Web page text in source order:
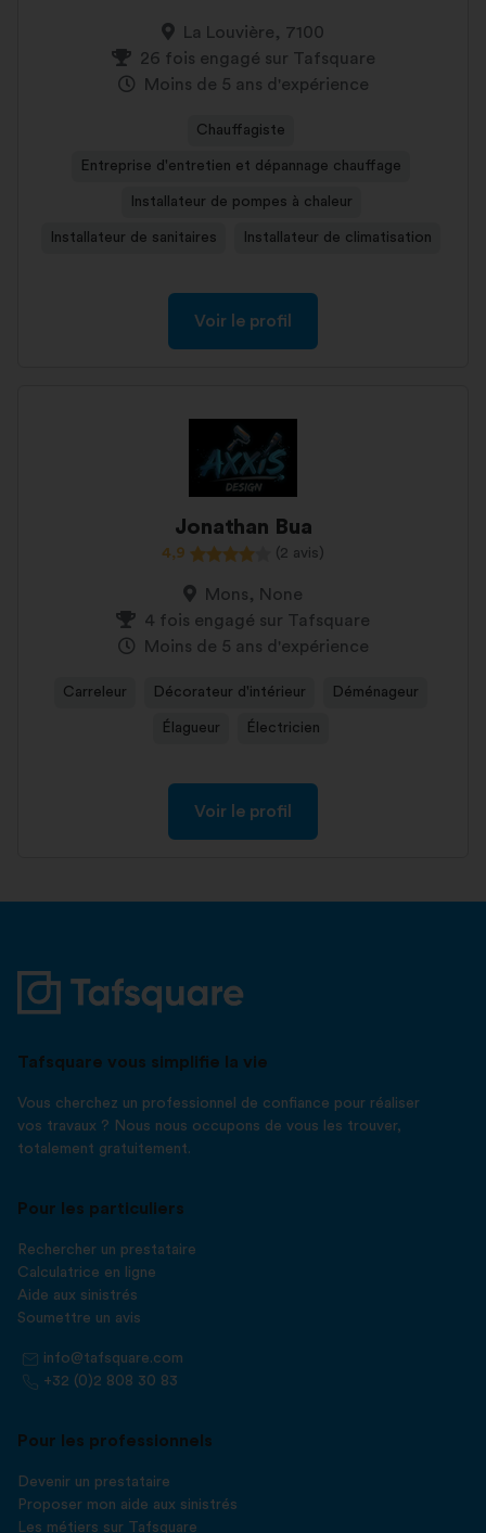
La Louvière, 7100
26 fois engagé sur Tafsquare
Moins de 5 ans d'expérience
Chauffagiste
Entreprise d'entretien et dépannage chauffage
Installateur de pompes à chaleur
Installateur de sanitaires Installateur de climatisation
Voir le profil
Jonathan Bua
4,9 (2 avis)
Mons, None
4 fois engagé sur Tafsquare
Moins de 5 ans d'expérience
Carreleur Décorateur d'intérieur Déménageur
Élagueur Électricien
Voir le profil
Tafsquare vous simplifie la vie
Vous cherchez un professionnel de confiance pour réaliser
vos travaux ? Nous nous occupons de vous les trouver,
totalement gratuitement.
Pour les particuliers
Rechercher un prestataire
Calculatrice en ligne
Aide aux sinistrés
Soumettre un avis
info@tafsquare.com
+32 (0)2 808 30 83
Pour les professionnels
Devenir un prestataire
Proposer mon aide aux sinistrés
Les métiers sur Tafsquare